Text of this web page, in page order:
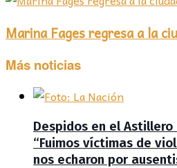
Marina Fages regresa a la
Más noticias
Despidos en el Astillero
“Fuimos víctimas de
nos echaron por